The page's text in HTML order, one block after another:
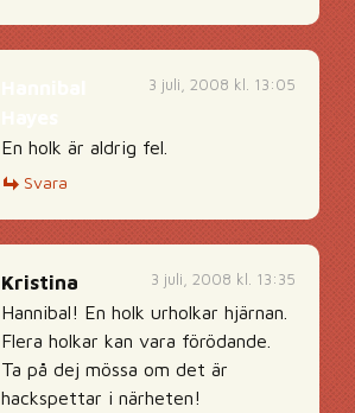
3 juli, 2008 kl. 13:05
En holk är aldrig fel.
Svara
3 juli, 2008 kl. 13:35
Kristina
Hannibal! En holk urholkar hjärnan.
Flera holkar kan vara förödande.
Ta på dej mössa om det är
hackspettar i närheten!